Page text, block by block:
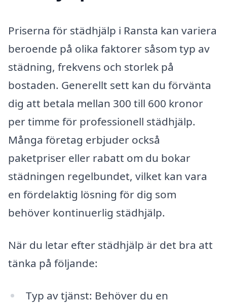
Priserna för städhjälp i Ransta kan variera
beroende på olika faktorer såsom typ av
städning, frekvens och storlek på
bostaden. Generellt sett kan du förvänta
dig att betala mellan 300 till 600 kronor
per timme för professionell städhjälp.
Många företag erbjuder också
paketpriser eller rabatt om du bokar
städningen regelbundet, vilket kan vara
en fördelaktig lösning för dig som
behöver kontinuerlig städhjälp.
När du letar efter städhjälp är det bra att
tänka på följande:
Typ av tjänst: Behöver du en